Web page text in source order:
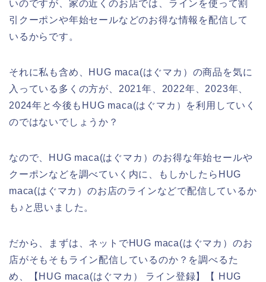
いのですが、家の近くのお店では、ラインを使って割
引クーポンや年始セールなどのお得な情報を配信して
いるからです。
それに私も含め、HUG maca(はぐマカ）の商品を気に
入っている多くの方が、2021年、2022年、2023年、
2024年と今後もHUG maca(はぐマカ）を利用していく
のではないでしょうか？
なので、HUG maca(はぐマカ）のお得な年始セールや
クーポンなどを調べていく内に、もしかしたらHUG
maca(はぐマカ）のお店のラインなどで配信しているか
も♪と思いました。
だから、まずは、ネットでHUG maca(はぐマカ）のお
店がそもそもライン配信しているのか？を調べるた
め、【HUG maca(はぐマカ） ライン登録】【 HUG